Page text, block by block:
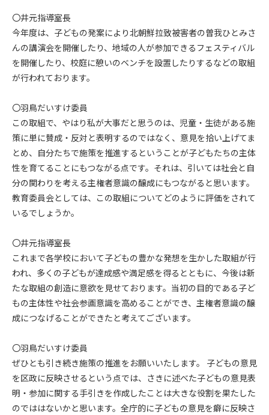
〇井元指導室長
今年度は、子どもの発案により北朝鮮拉致被害者の曽我ひとみさ
んの講演会を開催したり、地域の人が参加できるフェスティバル
を開催したり、校庭に憩いのベンチを設置したりするなどの取組
が行われております。
〇羽鳥だいすけ委員
この取組で、やはり私が大事だと思うのは、児童・生徒がある施
策に単に賛成・反対と表明するのではなく、意見を拾い上げてま
とめ、自分たちで施策を推進するということが子どもたちの主体
性を育てることにもつながる点です。それは、引いては社会と自
分の関わりを考える主権者意識の醸成にもつながると思います。
教育委員会としては、この取組についてどのように評価をされて
いるでしょうか。
〇井元指導室長
これまで各学校において子どもの豊かな発想を生かした取組が行
われ、多くの子どもが達成感や満足感を得るとともに、今後は新
たな取組の創造に意欲を見せております。当初の目的である子ど
もの主体性や社会参画意識を高めることができ、主権者意識の醸
成につなげることができたと考えてございます。
〇羽鳥だいすけ委員
ぜひとも引き続き施策の推進をお願いいたします。 子どもの意見
を区政に反映させるという点では、さきに述べた子どもの意見表
明・参加に関する手引きを作成したことは大きな役割を果たした
のでははないかと思います。全庁的に子どもの意見を癖に反映さ